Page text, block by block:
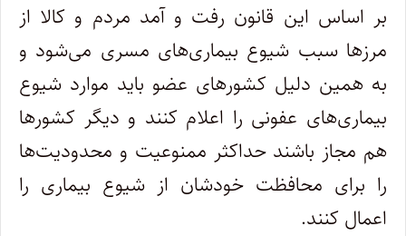
بر اساس این قانون رفت و آمد مردم و کالا از
مرزها سبب شیوع بیماری‌های مسری می‌شود و
به همین دلیل کشورهای عضو باید موارد شیوع
بیماری‌های عفونی را اعلام کنند و دیگر کشورها
هم مجاز باشند حداکثر ممنوعیت‌ و محدودیت‌ها
را برای محافظت خودشان از شیوع بیماری را
اعمال کنند.